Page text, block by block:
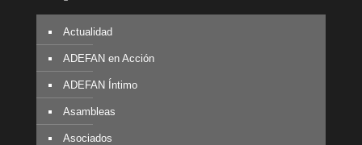
Actualidad
ADEFAN en Acción
ADEFAN Íntimo
Asambleas
Asociados